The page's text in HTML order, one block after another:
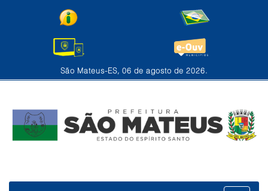
São Mateus-ES, 06 de agosto de 2026.